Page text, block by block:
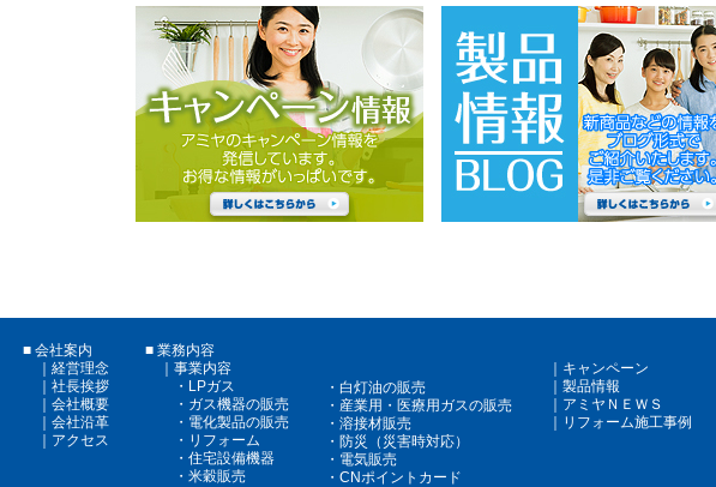
会社案内
経営理念
社長挨拶
会社概要
会社沿革
アクセス
業務内容
事業内容
LPガス
ガス機器の販売
電化製品の販売
リフォーム
住宅設備機器
米穀販売
白灯油の販売
産業用・医療用ガスの販売
溶接材販売
防災（災害時対応）
電気販売
CNポイントカード
キャンペーン
製品情報
アミヤＮＥＷＳ
リフォーム施工事例